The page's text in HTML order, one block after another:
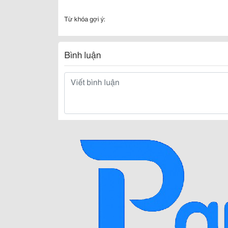
Từ khóa gợi ý:
Bình luận